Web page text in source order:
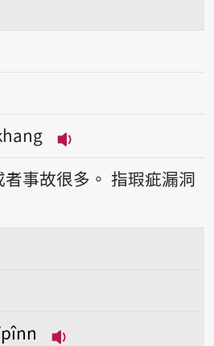
播放音讀pah-pah-
事故很多。 指瑕疵漏洞